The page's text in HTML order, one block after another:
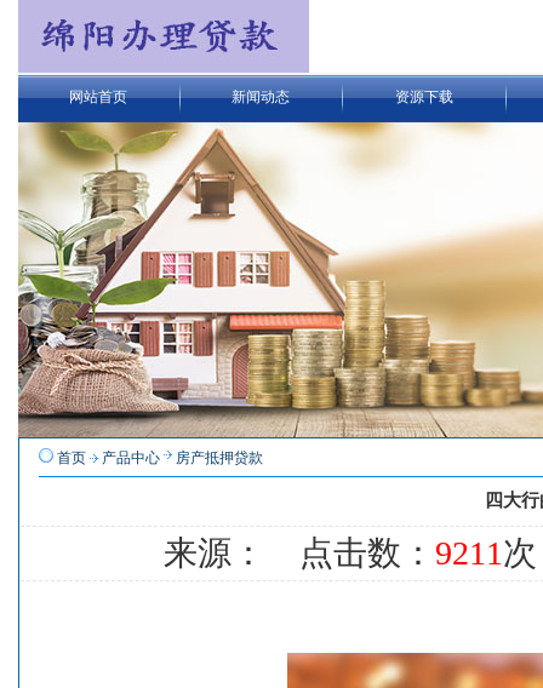
网站首页 新闻动态 资源下载
首页 产品中心 房产抵押贷款
四大
来源： 点击数： 9211